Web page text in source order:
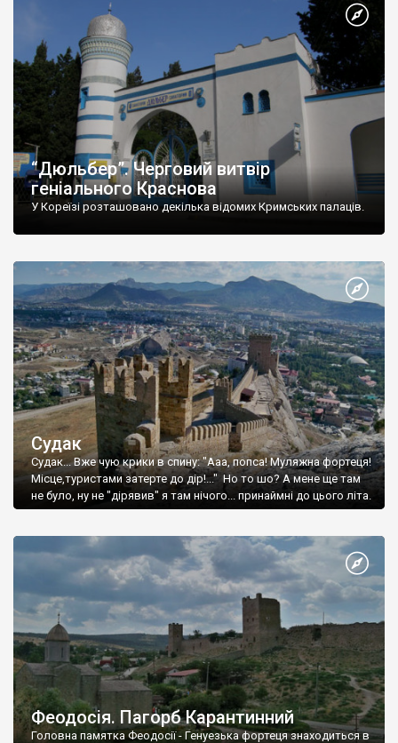
“Дюльбер”. Черговий витвір
геніального Краснова
У Кореїзі розташовано декілька відомих Кримських палаців.
Судак
Судак... Вже чую крики в спину: "Ааа, попса! Муляжна фортеця!
Місце,туристами затерте до дір!..." Но то шо? А мене ще там
не було, ну не "дірявив" я там нічого... принаймні до цього літа.
Феодосія. Пагорб Карантинний
Головна памятка Феодосії - Генуезька фортеця знаходиться в